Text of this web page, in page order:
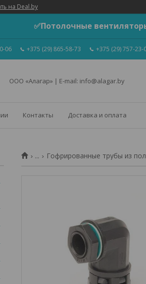
на Deal.by
✅Потолочные
06 +375 (29) 865-58-73 +375 (29) 757-23-
ООО «Алагар» | E-mail: info@alagar.by
Контакты Доставка и оплата
... Гофрированные трубы из